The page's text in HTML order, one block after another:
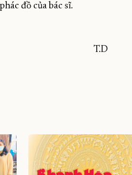
đồ của bác sĩ.
T.D